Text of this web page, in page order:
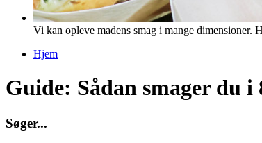
Vi kan opleve madens smag i mange dimensioner.
Hjem
Guide: Sådan smager du i
Søger...